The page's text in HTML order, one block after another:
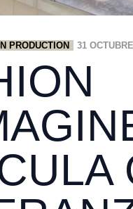
PRODUCTION 31